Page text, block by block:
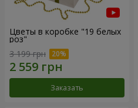
Цветы в коробке "19 белых
роз"
3 199 грн
Заказать